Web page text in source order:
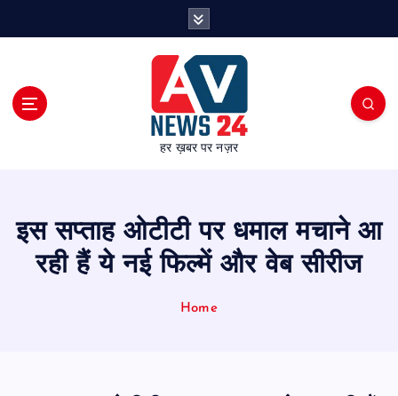
हर ख़बर पर नज़र
इस सप्ताह ओटीटी पर धमाल मचाने आ
रही हैं ये नई फिल्में और वेब सीरीज
Home